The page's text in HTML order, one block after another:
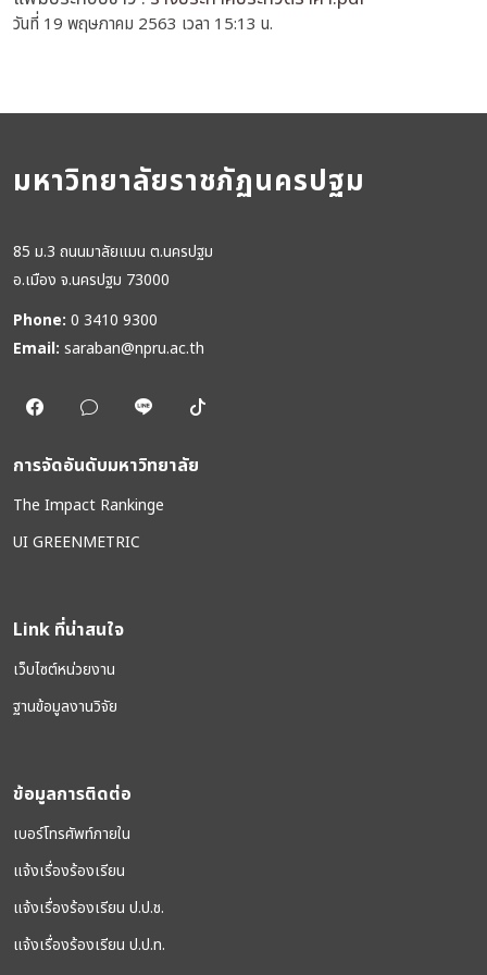
วันที่ 19 พฤษภาคม 2563 เวลา 15:13 น.
มหาวิทยาลัยราชภัฏนครปฐม
85 ม.3 ถนนมาลัยแมน ต.นครปฐม
อ.เมือง จ.นครปฐม 73000
Phone: 0 3410 9300
Email: saraban@npru.ac.th
การจัดอันดับมหาวิทยาลัย
The Impact Rankinge
UI GREENMETRIC
Link ที่น่าสนใจ
เว็บไซต์หน่วยงาน
ฐานข้อมูลงานวิจัย
ข้อมูลการติดต่อ
เบอร์โทรศัพท์ภายใน
แจ้งเรื่องร้องเรียน
แจ้งเรื่องร้องเรียน ป.ป.ช.
แจ้งเรื่องร้องเรียน ป.ป.ท.